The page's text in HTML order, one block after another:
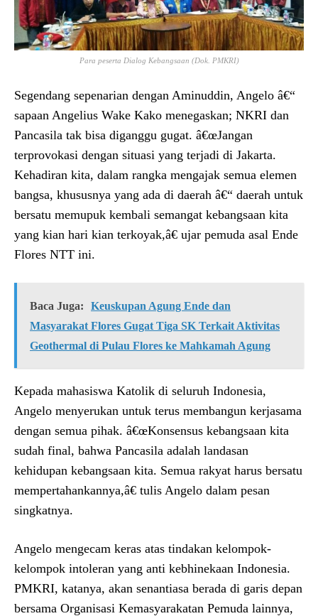
Para peserta Dialog Kebangsaan (Dok. PMKRI)
Segendang sepenarian dengan Aminuddin, Angelo â€“
sapaan Angelius Wake Kako menegaskan; NKRI dan
Pancasila tak bisa diganggu gugat. â€œJangan
terprovokasi dengan situasi yang terjadi di Jakarta.
Kehadiran kita, dalam rangka mengajak semua elemen
bangsa, khususnya yang ada di daerah â€“ daerah untuk
bersatu memupuk kembali semangat kebangsaan kita
yang kian hari kian terkoyak,â€ ujar pemuda asal Ende
Flores NTT ini.
Baca Juga:
Keuskupan Agung Ende dan
Masyarakat Flores Gugat Tiga SK Terkait Aktivitas
Geothermal di Pulau Flores ke Mahkamah Agung
Kepada mahasiswa Katolik di seluruh Indonesia,
Angelo menyerukan untuk terus membangun kerjasama
dengan semua pihak. â€œKonsensus kebangsaan kita
sudah final, bahwa Pancasila adalah landasan
kehidupan kebangsaan kita. Semua rakyat harus bersatu
mempertahankannya,â€ tulis Angelo dalam pesan
singkatnya.
Angelo mengecam keras atas tindakan kelompok-
kelompok intoleran yang anti kebhinekaan Indonesia.
PMKRI, katanya, akan senantiasa berada di garis depan
bersama Organisasi Kemasyarakatan Pemuda lainnya,